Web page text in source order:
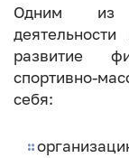
Одним из
развитие
спортивно-
себя: